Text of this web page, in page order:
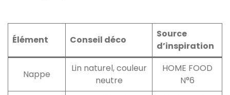
Élément Conseil déco
Source
d’inspiration
Nappe
Lin naturel, couleur
neutre
HOME FOOD
N°6